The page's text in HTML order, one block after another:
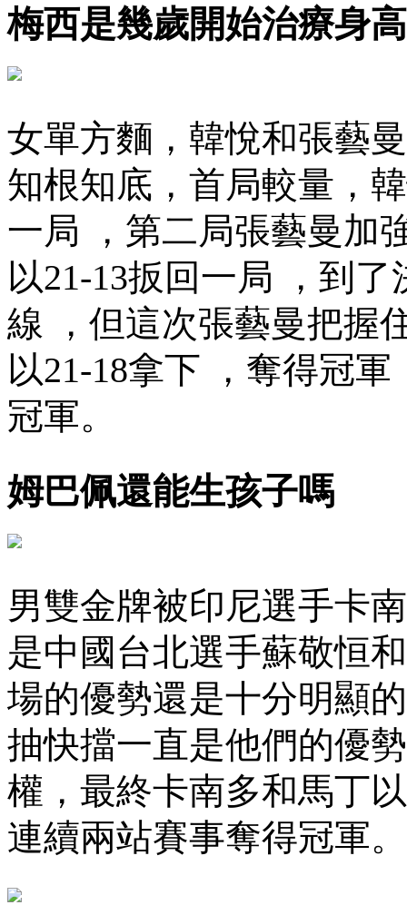
梅西是幾歲開始治療身
女單方麵，韓悅和張
知根知底，首局較量
一局 ，第二局張藝曼加強
以21-13扳回一局 ，到
線 ，但這次張藝曼把握住
以21-18拿下 ，奪得冠
冠軍 。
姆巴佩還能生孩子嗎
男雙金牌被印尼選手卡南
是中國台北選手蘇敬恒和
場的優勢還是十分明顯的
抽快擋一直是他們的優勢
權，最終卡南多和馬
連續兩站賽事奪得冠軍。